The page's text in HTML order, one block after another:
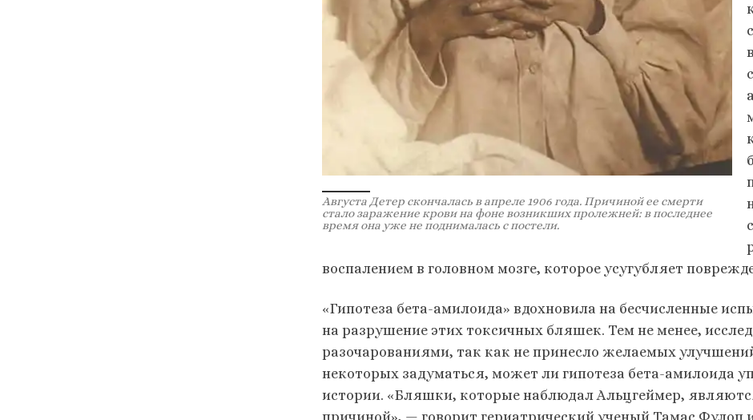
Августа Детер скончалась в апреле 1906 года. Причиной ее смерти
стало заражение крови на фоне возникших пролежней: в последнее
время она уже не поднималась с постели.
воспалением в головном мозге, которое усугубляет
«Гипотеза бета-амилоида» вдохновила на бесчисленные
на разрушение этих токсичных бляшек. Тем не менее,
разочарованиями, так как не принесло желаемых
некоторых задуматься, может ли гипотеза бета-амилоида
истории. «Бляшки, которые наблюдал Альцгеймер,
причиной», — говорит гериатрический ученый Тамас Фулоп